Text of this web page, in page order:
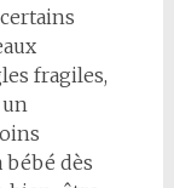
fragiles,
dès